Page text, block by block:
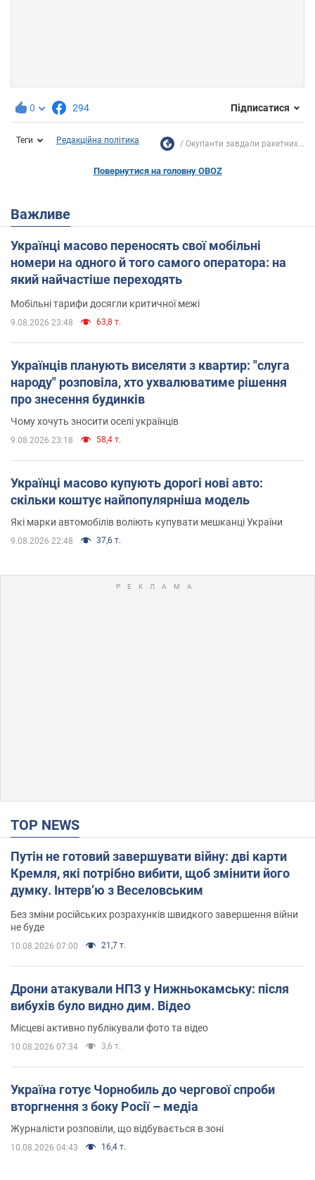
0 294 Підписатися
Теги Редакційна політика Окупанти завдали ракетних...
Повернутися на головну OBOZ
Важливе
Українці масово переносять свої мобільні
номери на одного й того самого оператора: на
який найчастіше переходять
Мобільні тарифи досягли критичної межі
9.08.2026 23:48 63,8 т.
Українців планують виселяти з квартир: "слуга
народу" розповіла, хто ухвалюватиме рішення
про знесення будинків
Чому хочуть зносити оселі українців
9.08.2026 23:18 58,4 т.
Українці масово купують дорогі нові авто:
скільки коштує найпопулярніша модель
Які марки автомобілів воліють купувати мешканці України
9.08.2026 22:48 37,6 т.
TOP NEWS
Путін не готовий завершувати війну: дві карти
Кремля, які потрібно вибити, щоб змінити його
думку. Інтерв’ю з Веселовським
Без зміни російських розрахунків швидкого завершення війни
не буде
10.08.2026 07:00 21,7 т.
Дрони атакували НПЗ у Нижньокамську: після
вибухів було видно дим. Відео
Місцеві активно публікували фото та відео
10.08.2026 07:34 3,6 т.
Україна готує Чорнобиль до чергової спроби
вторгнення з боку Росії – медіа
Журналісти розповіли, що відбувається в зоні
10.08.2026 04:43 16,4 т.